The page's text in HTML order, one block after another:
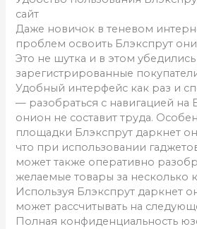
сайт
Даже новичок в теневом
проблем освоить Блэкспрут
Это не шутка и в этом убедились
зарегистрированные
Удобный интерфейс как раз и
— разобраться с навигацией на
онион не составит труда.
площадки Блэкспрут даркнет
что при использовании
может также оперативно
желаемые товары за несколько
Используя Блэкспрут даркнет
может рассчитывать на
Полная конфиденциальность